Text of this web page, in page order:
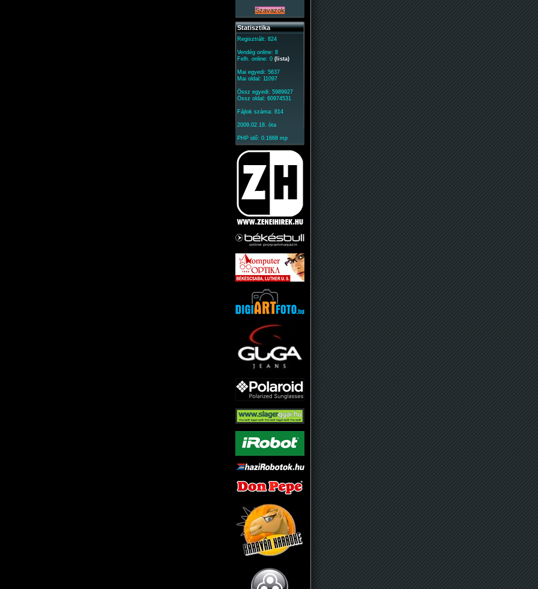
Statisztika
Regisztrált: 824
Vendég online: 8
Felh. online: 0 (lista)
Mai egyedi: 5637
Mai oldal: 11097
Össz egyedi: 5989927
Össz oldal: 60974531
Fájlok száma: 814
2009.02.18. óta
PHP idő: 0.1668 mp